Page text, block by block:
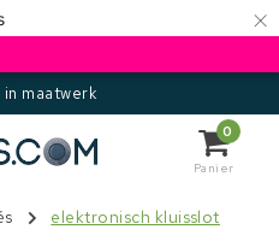
×
maatwerk
0
Panier
elektronisch kluisslot